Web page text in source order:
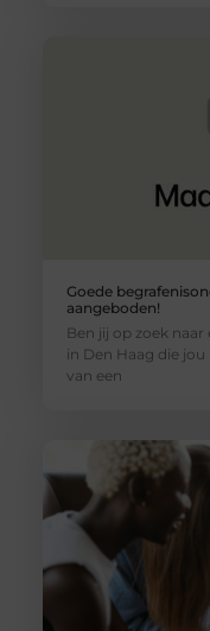
Goede
aangeboden!
Ben jij op zoek
in Den Haag die
van een